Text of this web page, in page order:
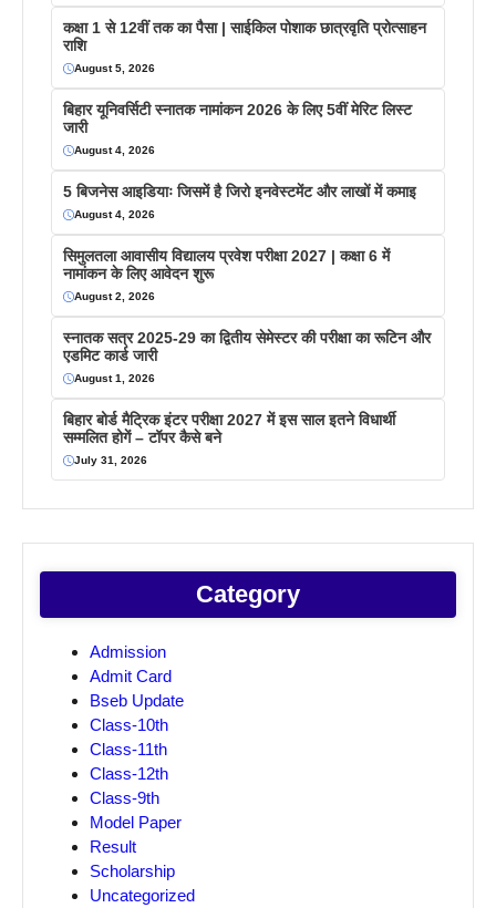
कक्षा 1 से 12वीं तक का पैसा | साईकिल पोशाक छात्रवृति प्रोत्साहन
राशि
August 5, 2026
बिहार यूनिवर्सिटी स्नातक नामांकन 2026 के लिए 5वीं मेरिट लिस्ट
जारी
August 4, 2026
5 बिजनेस आइडियाः जिसमें है जिरो इनवेस्टमेंट और लाखों में कमाइ
August 4, 2026
सिमुलतला आवासीय विद्यालय प्रवेश परीक्षा 2027 | कक्षा 6 में
नामांकन के लिए आवेदन शुरू
August 2, 2026
स्नातक सत्र 2025-29 का द्वितीय सेमेस्टर की परीक्षा का रूटिन और
एडमिट कार्ड जारी
August 1, 2026
बिहार बोर्ड मैट्रिक इंटर परीक्षा 2027 में इस साल इतने विधार्थी
सम्मलित होगें – टॉपर कैसे बने
July 31, 2026
Category
Admission
Admit Card
Bseb Update
Class-10th
Class-11th
Class-12th
Class-9th
Model Paper
Result
Scholarship
Uncategorized